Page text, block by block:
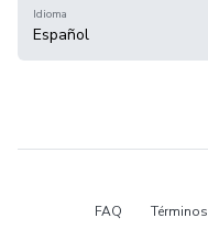
Idioma
Español
FAQ Términos